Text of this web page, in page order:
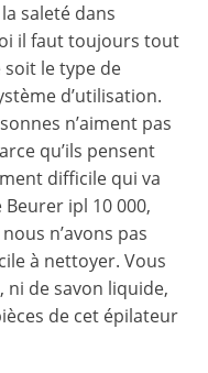
saleté dans
il faut toujours tout
le type de
d’utilisation.
n’aiment pas
qu’ils pensent
difficile qui va
ipl 10 000,
n’avons pas
à nettoyer. Vous
, ni de savon liquide,
de cet épilateur